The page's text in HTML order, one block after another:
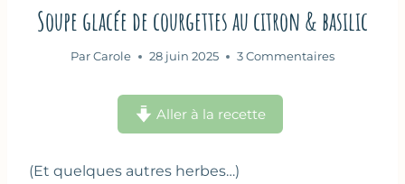
Soupe glacée de courgettes au citron & basilic
Par Carole 28 juin 2025 3 Commentaires
Aller à la recette
(Et quelques autres herbes…)